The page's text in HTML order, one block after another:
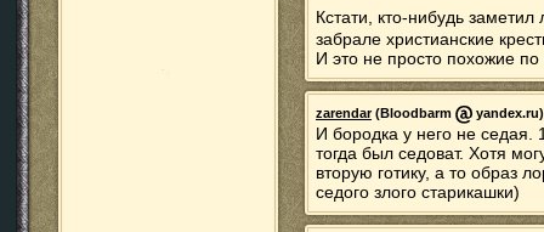
Кстати, кто-нибудь
забрале христианские
И это не просто похожие
zarendar(Bloodbarm
И бородка у него не
тогда был седоват. Хотя
вторую готику, а то образ
седого злого старикашки)